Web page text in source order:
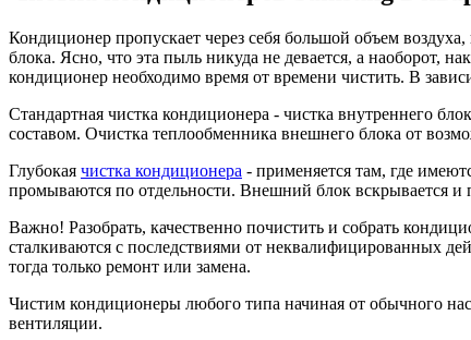
Кондиционер пропускает через себя большой объем
блока. Ясно, что эта пыль никуда не девается, а наоборот,
кондиционер необходимо время от времени чистить. В
Стандартная чистка кондиционера - чистка внутреннего
составом. Очистка теплообменника внешнего блока от
Глубокая чистка кондиционера - применяется там, где
промываются по отдельности. Внешний блок вскрывается
Важно! Разобрать, качественно почистить и собрать
сталкиваются с последствиями от неквалифицированных
тогда только ремонт или замена.
Чистим кондиционеры любого типа начиная от обычного
вентиляции.